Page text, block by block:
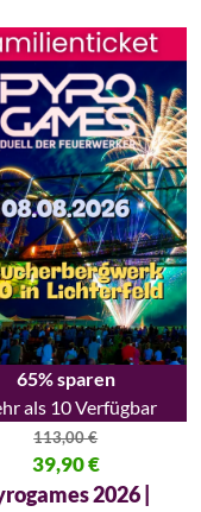
65% sparen
als 10 Verfügbar
113,00€
Preis war:
39,90€
Preis ist: 39,90 €.
2026 |